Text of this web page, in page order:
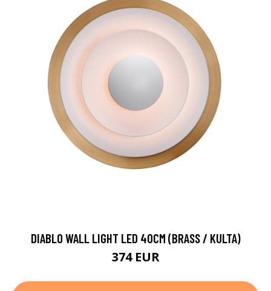
DIABLO WALL LIGHT LED 40CM (BRASS / KULTA)
374 EUR